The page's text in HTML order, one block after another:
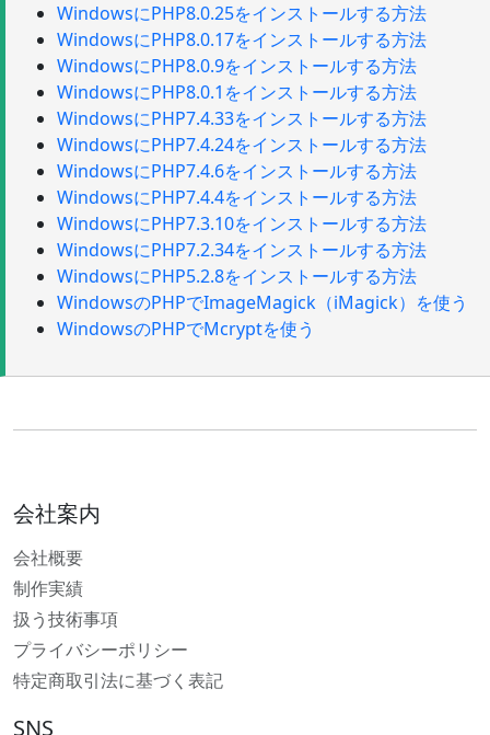
WindowsにPHP8.0.25をインストールする方法
WindowsにPHP8.0.17をインストールする方法
WindowsにPHP8.0.9をインストールする方法
WindowsにPHP8.0.1をインストールする方法
WindowsにPHP7.4.33をインストールする方法
WindowsにPHP7.4.24をインストールする方法
WindowsにPHP7.4.6をインストールする方法
WindowsにPHP7.4.4をインストールする方法
WindowsにPHP7.3.10をインストールする方法
WindowsにPHP7.2.34をインストールする方法
WindowsにPHP5.2.8をインストールする方法
WindowsのPHPでImageMagick（iMagick）を使う
WindowsのPHPでMcryptを使う
会社案内
会社概要
制作実績
扱う技術事項
プライバシーポリシー
特定商取引法に基づく表記
SNS